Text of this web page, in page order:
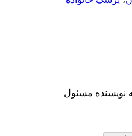
نویسنده مسئول